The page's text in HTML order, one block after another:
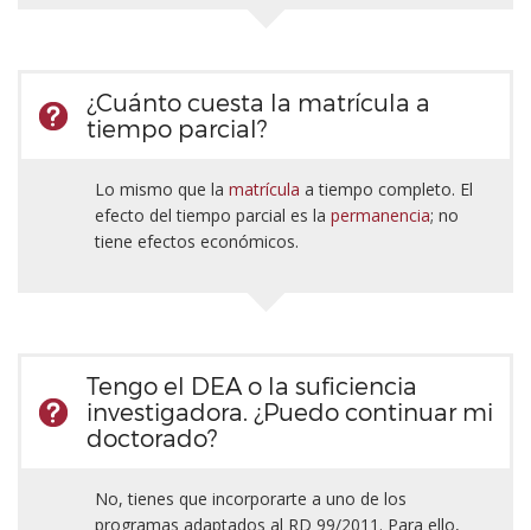
¿Cuánto cuesta la matrícula a
tiempo parcial?
Lo mismo que la matrícula a tiempo completo. El
efecto del tiempo parcial es la permanencia; no
tiene efectos económicos.
Tengo el DEA o la suficiencia
investigadora. ¿Puedo continuar mi
doctorado?
No, tienes que incorporarte a uno de los
programas adaptados al RD 99/2011. Para ello,